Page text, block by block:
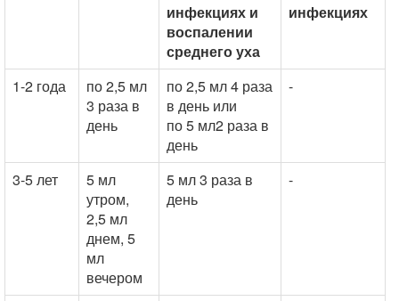
инфекциях и
воспалении
среднего уха
инфекциях
1-2 года
по 2,5 мл
3 раза в
день
по 2,5 мл 4 раза
в день или
по 5 мл2 раза в
день
-
3-5 лет
5 мл
утром,
2,5 мл
днем, 5
мл
вечером
5 мл 3 раза в
день
-